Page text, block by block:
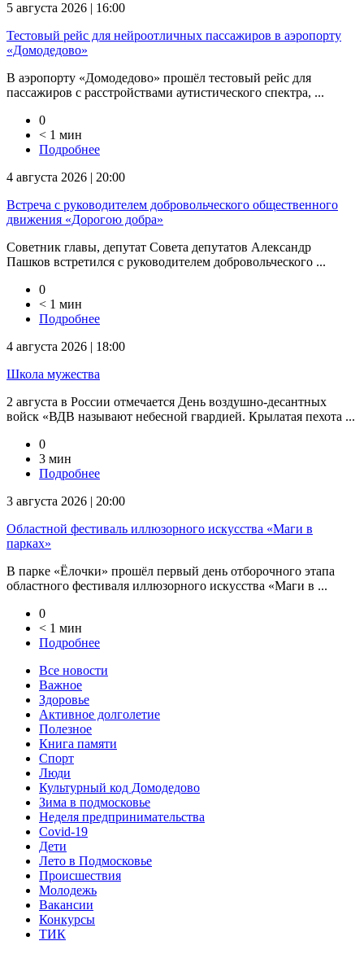
5 августа 2026 | 16:00
Тестовый рейс для нейроотличных пассажиров в аэропорту
«Домодедово»
В аэропорту «Домодедово» прошёл тестовый рейс для
пассажиров с расстройствами аутистического спектра, ...
0
< 1 мин
Подробнее
4 августа 2026 | 20:00
Встреча с руководителем добровольческого общественного
движения «Дорогою добра»
Советник главы, депутат Совета депутатов Александр
Пашков встретился с руководителем добровольческого ...
0
< 1 мин
Подробнее
4 августа 2026 | 18:00
Школа мужества
2 августа в России отмечается День воздушно-десантных
войск «ВДВ называют небесной гвардией. Крылатая пехота ...
0
3 мин
Подробнее
3 августа 2026 | 20:00
Областной фестиваль иллюзорного искусства «Маги в
парках»
В парке «Ёлочки» прошёл первый день отборочного этапа
областного фестиваля иллюзорного искусства «Маги в ...
0
< 1 мин
Подробнее
Все новости
Важное
Здоровье
Активное долголетие
Полезное
Книга памяти
Спорт
Люди
Культурный код Домодедово
Зима в подмосковье
Неделя предпринимательства
Covid-19
Дети
Лето в Подмосковье
Происшествия
Молодежь
Вакансии
Конкурсы
ТИК